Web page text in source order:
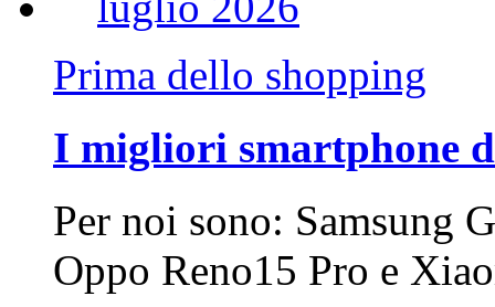
Prima dello shopping
I migliori smartphone
Per noi sono: Samsung
Oppo Reno15 Pro e